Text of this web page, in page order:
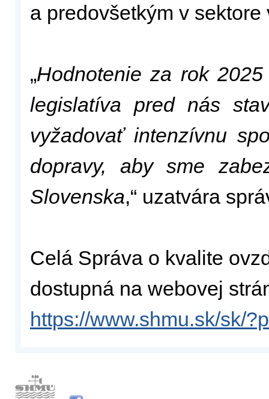
a predovšetkým v
„Hodnotenie za rok
legislatíva pred nás
vyžadovať intenzívnu
dopravy, aby sme
Slovenska,“ uzatvára
Celá Správa o kvalite
dostupná na webovej
https://www.shmu.sk/sk/